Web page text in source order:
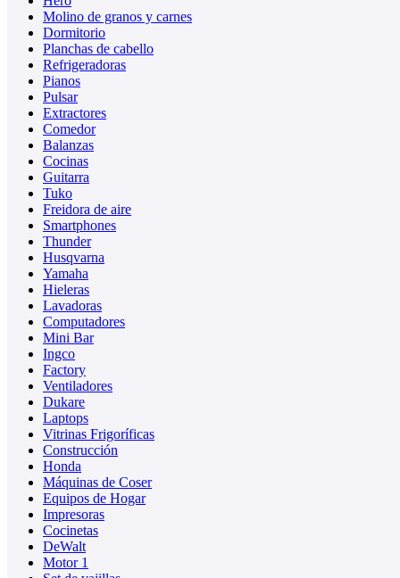
Molino de granos y carnes
Dormitorio
Planchas de cabello
Refrigeradoras
Pianos
Pulsar
Extractores
Comedor
Balanzas
Cocinas
Guitarra
Tuko
Freidora de aire
Smartphones
Thunder
Husqvarna
Yamaha
Hieleras
Lavadoras
Computadores
Mini Bar
Ingco
Factory
Ventiladores
Dukare
Laptops
Vitrinas Frigoríficas
Construcción
Honda
Máquinas de Coser
Equipos de Hogar
Impresoras
Cocinetas
DeWalt
Motor 1